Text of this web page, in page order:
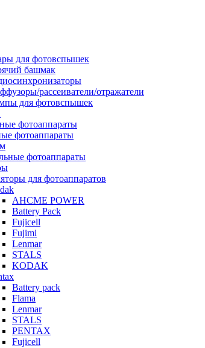
для фотовспышек
башмак
рассеиватели/отражатели
для фотовспышек
фотоаппараты
фотоаппараты
фотоаппараты
для фотоаппаратов
AHCME POWER
Battery Pack
Fujicell
Fujimi
Lenmar
STALS
KODAK
Battery pack
Flama
Lenmar
STALS
PENTAX
Fujicell